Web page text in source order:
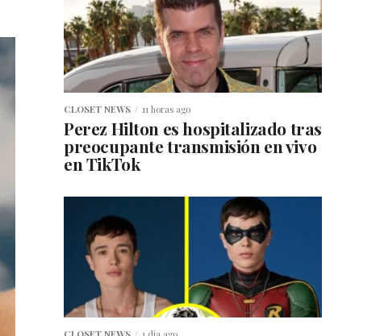
CLOSET NEWS 11 horas ago
Perez Hilton es hospitalizado tras
preocupante transmisión en vivo
en TikTok